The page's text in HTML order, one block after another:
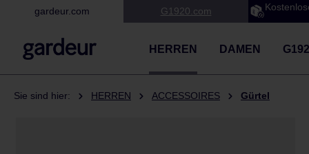
Hauptinhalt springen
Zur Suche springen
Zur Hauptnavigation springen
gardeur.com G1920.com
HERREN DAMEN
Sie sind hier: HERREN ACCESSOIRES Gürtel